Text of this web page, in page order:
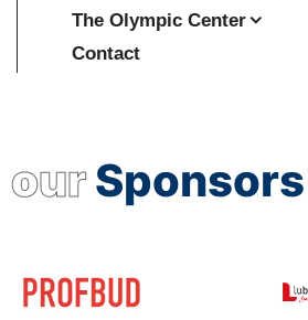
The Olympic Center
Contact
ourSponsors